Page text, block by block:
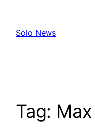
content
Solo News
Tag: